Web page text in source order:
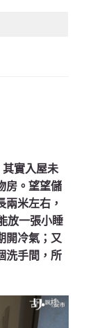
實入屋未
房。望望儲
米左右，
放一張小睡
開冷氣；又
洗手間，所